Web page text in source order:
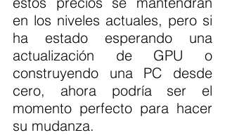
en los niveles actuales, pero si
ha estado esperando una
actualización de GPU o
construyendo una PC desde
cero, ahora podría ser el
momento perfecto para hacer
su mudanza.